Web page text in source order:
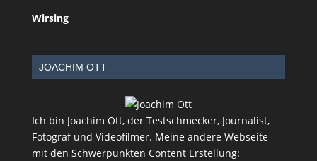
Wirsing
JOACHIM OTT
Ich bin Joachim Ott, der Testschmecker, Journalist,
Fotograf und Videofilmer. Meine andere Webseite
mit den Schwerpunkten Content Erstellung: